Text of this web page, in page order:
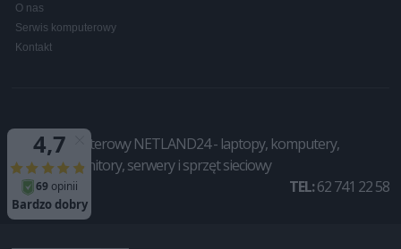
O nas
Serwis komputerowy
Kontakt
Sklep komputerowy NETLAND24 - laptopy, komputery,
drukarki, monitory, serwery i sprzęt sieciowy
TEL:62 741 22 58